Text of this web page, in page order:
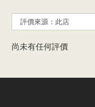
尚未有任何評價